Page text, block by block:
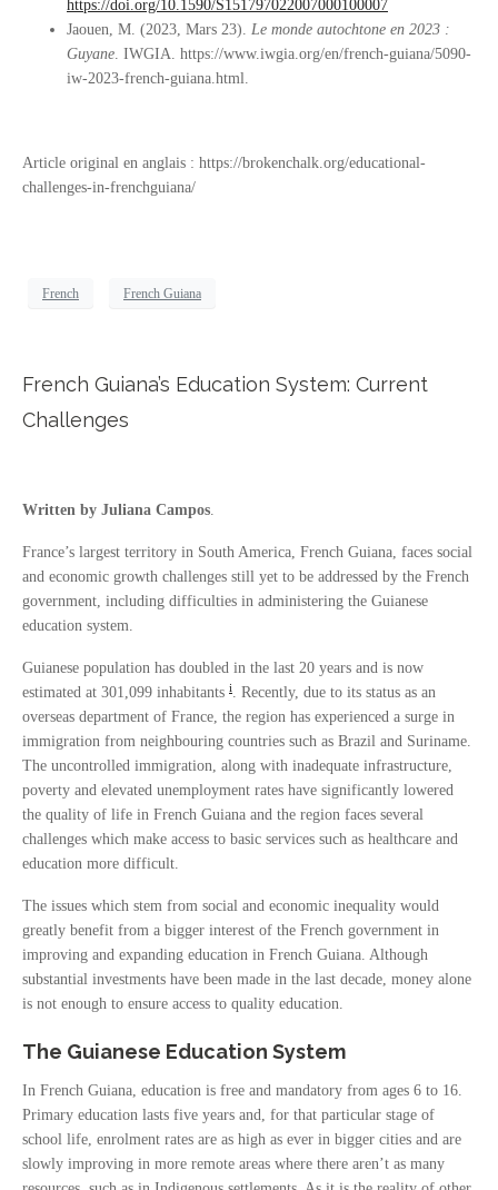
https://doi.org/10.1590/S151797022007000100007
Jaouen, M. (2023, Mars 23). Le monde autochtone en 2023 :
Guyane. IWGIA. https://www.iwgia.org/en/french-guiana/5090-
iw-2023-french-guiana.html.
Article original en anglais : https://brokenchalk.org/educational-
challenges-in-frenchguiana/
French French Guiana
French Guiana’s Education System: Current
Challenges
Written by Juliana Campos.
France’s largest territory in South America, French Guiana, faces social
and economic growth challenges still yet to be addressed by the French
government, including difficulties in administering the Guianese
education system.
Guianese population has doubled in the last 20 years and is now
estimated at 301,099 inhabitants i. Recently, due to its status as an
overseas department of France, the region has experienced a surge in
immigration from neighbouring countries such as Brazil and Suriname.
The uncontrolled immigration, along with inadequate infrastructure,
poverty and elevated unemployment rates have significantly lowered
the quality of life in French Guiana and the region faces several
challenges which make access to basic services such as healthcare and
education more difficult.
The issues which stem from social and economic inequality would
greatly benefit from a bigger interest of the French government in
improving and expanding education in French Guiana. Although
substantial investments have been made in the last decade, money alone
is not enough to ensure access to quality education.
The Guianese Education System
In French Guiana, education is free and mandatory from ages 6 to 16.
Primary education lasts five years and, for that particular stage of
school life, enrolment rates are as high as ever in bigger cities and are
slowly improving in more remote areas where there aren’t as many